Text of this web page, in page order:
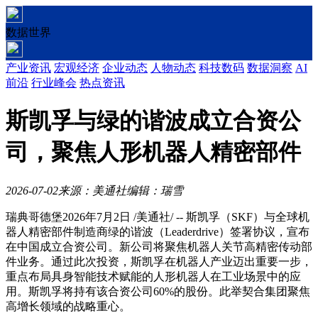
数据世界
产业资讯 宏观经济 企业动态 人物动态 科技数码 数据洞察 AI
前沿 行业峰会 热点资讯
斯凯孚与绿的谐波成立合资公
司，聚焦人形机器人精密部件
2026-07-02来源：美通社编辑：瑞雪
瑞典哥德堡2026年7月2日 /美通社/ -- 斯凯孚（SKF）与全球机
器人精密部件制造商绿的谐波（Leaderdrive）签署协议，宣布
在中国成立合资公司。新公司将聚焦机器人关节高精密传动部
件业务。通过此次投资，斯凯孚在机器人产业迈出重要一步，
重点布局具身智能技术赋能的人形机器人在工业场景中的应
用。斯凯孚将持有该合资公司60%的股份。此举契合集团聚焦
高增长领域的战略重心。